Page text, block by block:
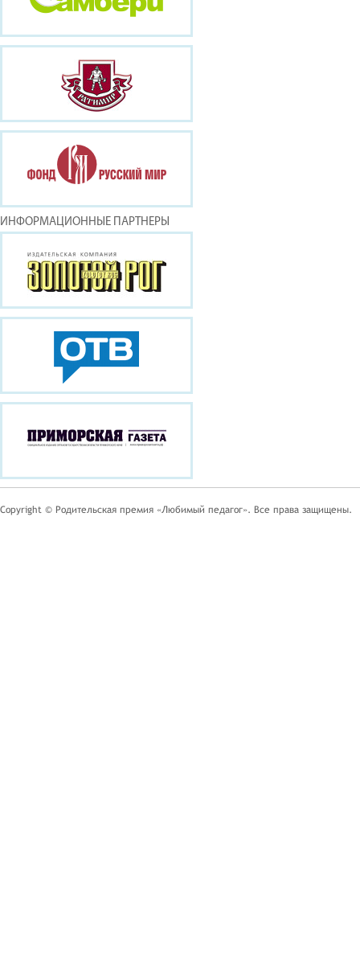
ИНФОРМАЦИОННЫЕ ПАРТНЕРЫ
Copyright © Родительская премия «Любимый педагог». Все права защищены.